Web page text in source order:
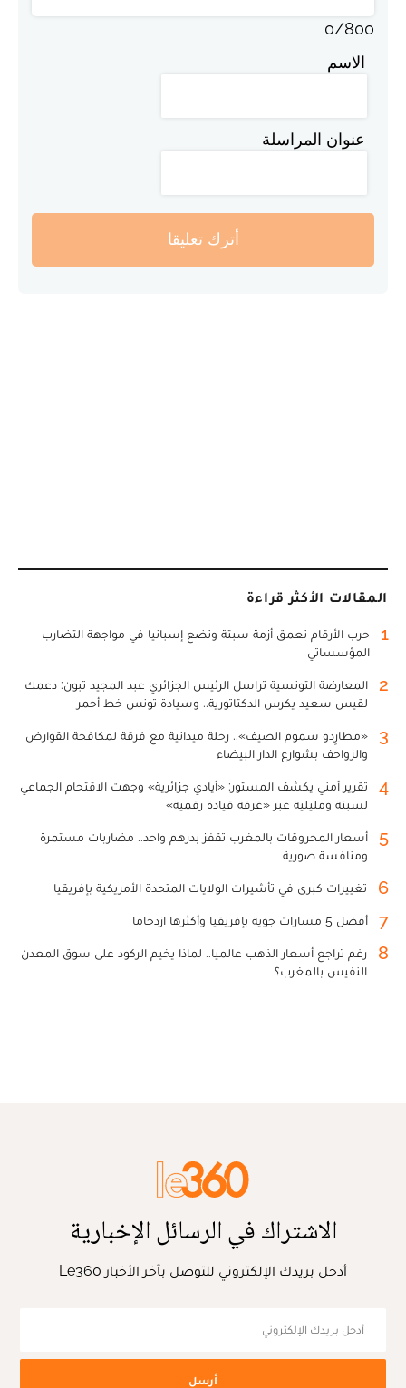
0/800
الاسم
عنوان المراسلة
أترك تعليقا
المقالات الأكثر قراءة
1
حرب الأرقام تعمق أزمة سبتة وتضع إسبانيا في مواجهة التضارب
المؤسساتي
2
المعارضة التونسية تراسل الرئيس الجزائري عبد المجيد تبون: دعمك
لقيس سعيد يكرس الدكتاتورية.. وسيادة تونس خط أحمر
3
«مطارِدو سموم الصيف».. رحلة ميدانية مع فرقة لمكافحة القوارض
والزواحف بشوارع الدار البيضاء
4
تقرير أمني يكشف المستور: «أيادي جزائرية» وجهت الاقتحام الجماعي
لسبتة ومليلية عبر «غرفة قيادة رقمية»
5
أسعار المحروقات بالمغرب تقفز بدرهم واحد.. مضاربات مستمرة
ومنافسة صورية
6 تغييرات كبرى في تأشيرات الولايات المتحدة الأمريكية بإفريقيا
7 أفضل 5 مسارات جوية بإفريقيا وأكثرها ازدحاما
8
رغم تراجع أسعار الذهب عالميا.. لماذا يخيم الركود على سوق المعدن
النفيس بالمغرب؟
الاشتراك في الرسائل الإخبارية
أدخل بريدك الإلكتروني للتوصل بآخر الأخبار Le360
أرسل